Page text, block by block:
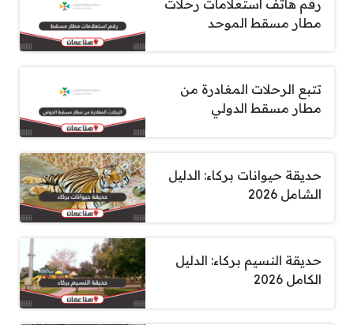
رقم هاتف استعلامات رحلات
مطار مسقط الموحد
تتبع الرحلات المغادرة من
مطار مسقط الدولي
حديقة حيوانات بركاء: الدليل
الشامل 2026
حديقة النسيم بركاء: الدليل
الكامل 2026